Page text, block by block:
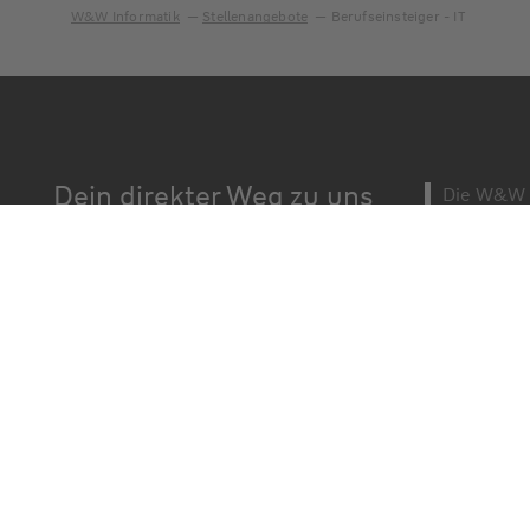
W&W Informatik Stellenangebote Berufseinsteiger - IT
Dein direkter Weg zu uns
Die